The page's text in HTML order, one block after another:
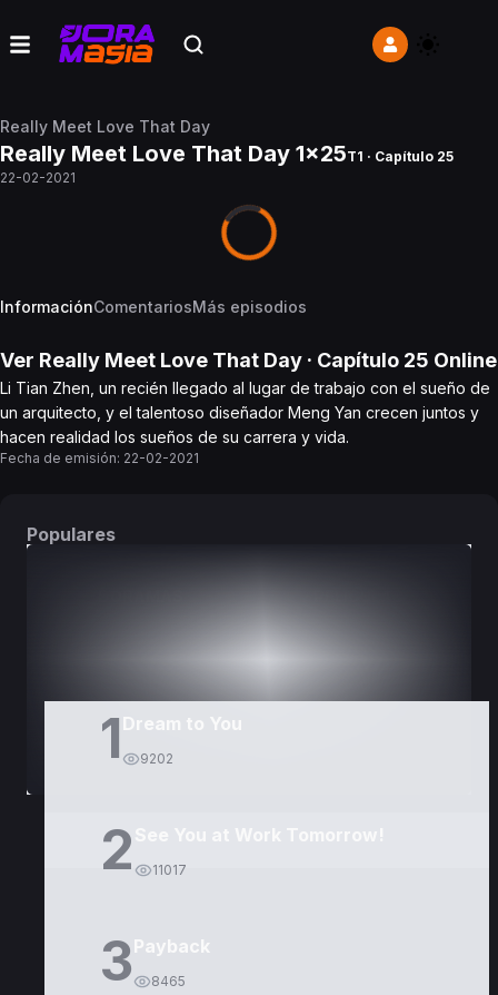
Really Meet Love That Day
Really Meet Love That Day 1x25T1 · Capítulo 25
22-02-2021
InformaciónComentariosMás episodios
Ver Really Meet Love That Day · Capítulo 25 Online
Li Tian Zhen, un recién llegado al lugar de trabajo con el sueño de
un arquitecto, y el talentoso diseñador Meng Yan crecen juntos y
hacen realidad los sueños de su carrera y vida.
Fecha de emisión: 22-02-2021
Populares
1 Dream to You
9202
2 11017
3Payback
8465